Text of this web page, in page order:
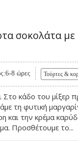
σοκολάτα
8 ώρες Τούρτες &
Στο κάδο του μίξερ
τη φυτική
και την κρέμα
Προσθέτουμε το...